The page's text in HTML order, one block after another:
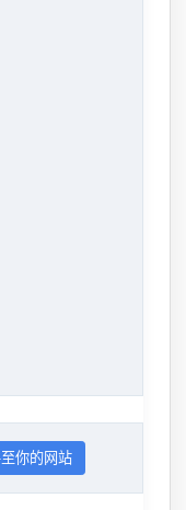
你的网站